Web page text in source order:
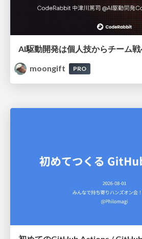
moongift
PRO